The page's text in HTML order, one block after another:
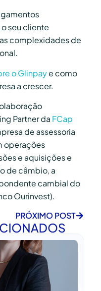
seu cliente
complexidades de
o Glinpaye como
a crescer.
Partner da FCap
de assessoria
operações
e aquisições e
de câmbio, a
cambial do
Ourinvest).
PRÓXIMO POST